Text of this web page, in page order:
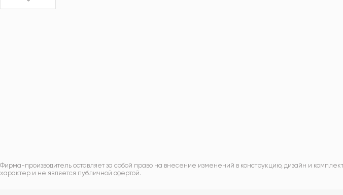
Фирма-производитель оставляет за собой право на внесение изменений в конструкцию, дизайн и
характер и не является публичной офертой.